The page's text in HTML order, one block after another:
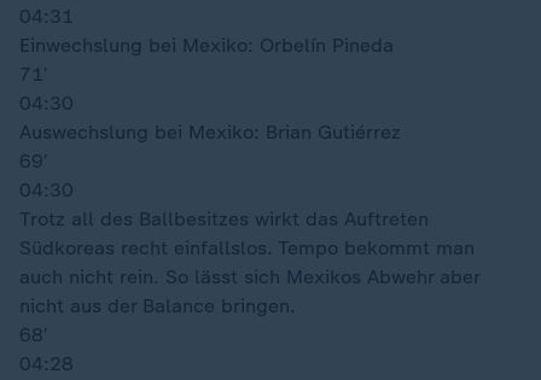
04:31
Einwechslung bei Mexiko: Orbelín Pineda
71′
04:30
Auswechslung bei Mexiko: Brian Gutiérrez
69′
04:30
Trotz all des Ballbesitzes wirkt das Auftreten
Südkoreas recht einfallslos. Tempo bekommt man
auch nicht rein. So lässt sich Mexikos Abwehr aber
nicht aus der Balance bringen.
68′
04:28